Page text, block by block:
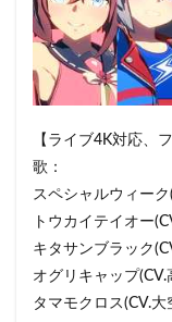
【ライブ4K対応、
歌：
スペシャルウィー
トウカイテイオー
キタサンブラック
オグリキャップ(CV.
タマモクロス(CV.大